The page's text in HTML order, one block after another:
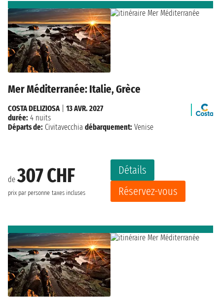
Mer Méditerranée: Italie, Grèce
de307 CHF
prix par personne taxes incluses
Détails
Réservez-vous
COSTA DELIZIOSA| 13 AVR. 2027
durée: 4 nuits
Départs de: Civitavecchia débarquement: Venise